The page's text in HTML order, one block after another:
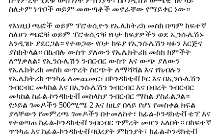
ስለታም ነጥቦች ወይም መውጣቶች መኖራቸው የማይቀር ነው።
የእነዚህ ጫፎች ወይም ፕሮቱሲዮን የኤሌክትሪክ መስክ በጣም ከፍተኛ
ስለሆነ ጫፎቹ ወይም ፕሮቱሲኖቹ የቦታ ክፍያዎችን ወደ ኢንሱሌሽኑ
እንዲገቡ ያደርጋል። የተወጋው የቦታ ክፍያ የኢንሱሌሽን ዛፉን እርጅና
ያስከትላል። በኬብሉ ውስጥ ያለውን የኤሌክትሪክ መስክ ክምችት
ለማቃለል፣ የኢንሱሌሽን ንብርብር ውስጥ እና ውጭ ያለውን
የኤሌክትሪክ መስክ ውጥረት ስርጭት ለማሻሻል እና የኬብሉን
የኤሌክትሪክ ጥንካሬ ለመጨመር፣ በኮንዳክቲቭ ኮር እና በኢንሱሌሽን
ንብርብር መካከል እና በኢንሱሌሽን ንብርብር እና በብረት ንብርብር
መካከል ከፊል-ኮንዳክቲቭ መከላከያ ንብርብር ማከል ያስፈልጋል።
የኃይል ገመዶችን 500ሚሜ 2 እና ከዚያ በላይ የሆነ የመስቀል ክፍል
ያላቸውን የመምረጫ ገመዶችን በተመለከተ፣ ከፊል-ኮንዳክቲቭ ቴፕ እና
የተወጣጠ ከፊል-ኮንዳክቲቭ ንብርብር ጥምረት መሆን አለበት። በከፍተኛ
ጥንካሬ እና ከፊል-ኮንዳክቲቭ ባህሪያት ምክንያት፣ ከፊል-ኮንዳክቲቭ